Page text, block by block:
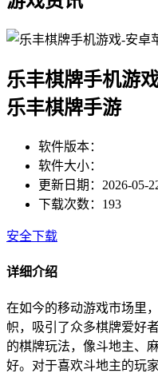
乐丰棋牌手机游
乐丰棋牌手游
软件版本：
软件大小：
更新日期：2026-05-
下载次数：193
安全下载
详细介绍
在如今的移动游戏市场里
帜，吸引了众多棋牌爱好
的棋牌玩法，像斗地主、
好。对于喜欢斗地主的玩